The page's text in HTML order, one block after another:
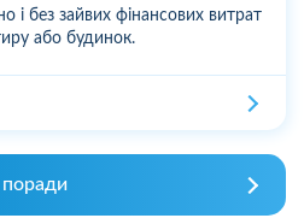
і без зайвих фінансових витрат
або будинок.
поради